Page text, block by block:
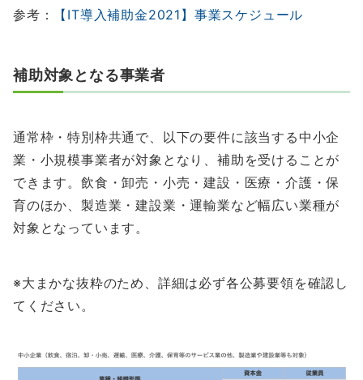
参考： 【IT導入補助金2021】事業スケジュール
補助対象となる事業者
通常枠・特別枠共通で、以下の要件に該当する中小企
業・小規模事業者が対象となり、補助を受けることが
できます。飲食・卸売・小売・建設・医療・介護・保
育のほか、製造業・建設業・運輸業など幅広い業種が
対象となっています。
※大まかな抜粋のため、詳細は必ず各公募要領を確認し
てください。